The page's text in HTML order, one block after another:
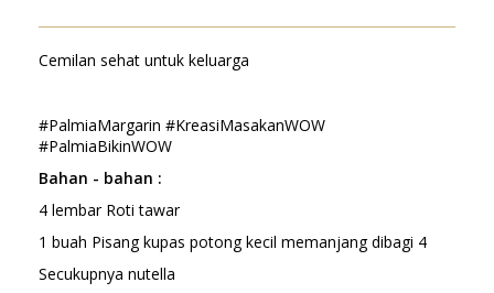
Cemilan sehat untuk keluarga
#PalmiaMargarin #KreasiMasakanWOW
#PalmiaBikinWOW
Bahan - bahan :
4 lembar Roti tawar
1 buah Pisang kupas potong kecil memanjang dibagi 4
Secukupnya nutella